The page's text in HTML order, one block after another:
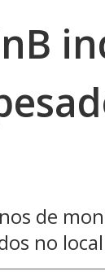
de
no local